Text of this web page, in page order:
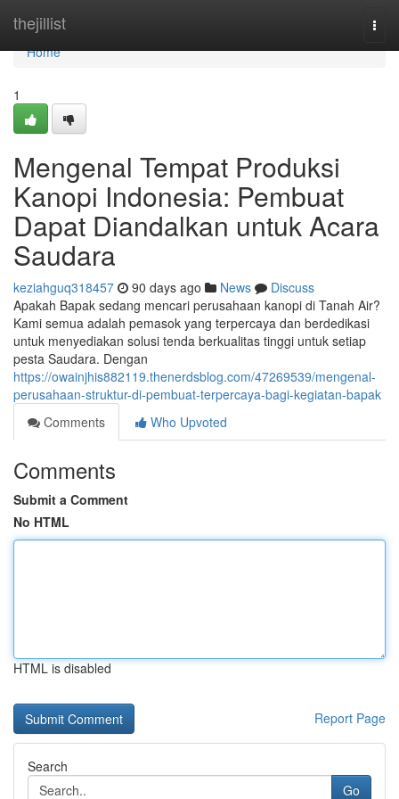
thejillist
Home
Home
1
Mengenal Tempat Produksi
Kanopi Indonesia: Pembuat
Dapat Diandalkan untuk Acara
Saudara
keziahguq318457 90 days ago News
Discuss
Apakah Bapak sedang mencari perusahaan kanopi di Tanah Air?
Kami semua adalah pemasok yang terpercaya dan berdedikasi
untuk menyediakan solusi tenda berkualitas tinggi untuk setiap
pesta Saudara. Dengan
https://owainjhis882119.thenerdsblog.com/47269539/mengenal-
perusahaan-struktur-di-pembuat-terpercaya-bagi-kegiatan-bapak
Comments
Who Upvoted
Comments
Submit a Comment
No HTML
HTML is disabled
Report Page
Search
Go